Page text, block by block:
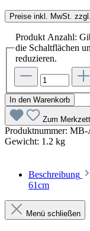
Preise inkl. MwSt.
Produkt Anzahl:
die Schaltflächen
reduzieren.
In den Warenkorb
Zum
Produktnummer: MB-
Gewicht: 1.2 kg
Beschreibung
61cm
Menü schließen